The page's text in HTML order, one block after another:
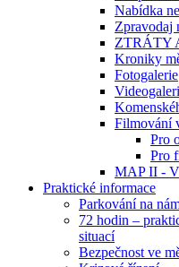
Nabídka
Zpravodaj
ZTRÁTY
Kroniky
Fotogalerie
Filmování
Pro
Pro
MAP II -
Praktické informace
Parkování na
72 hodin –
situací
Bezpečnost ve